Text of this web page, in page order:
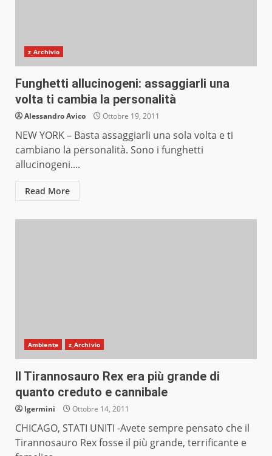
z_Archivio
Funghetti allucinogeni: assaggiarli una
volta ti cambia la personalità
Alessandro Avico Ottobre 19, 2011
NEW YORK – Basta assaggiarli una sola volta e ti
cambiano la personalità. Sono i funghetti
allucinogeni....
Read More
Ambiente z_Archivio
Il Tirannosauro Rex era più grande di
quanto creduto e cannibale
lgermini Ottobre 14, 2011
CHICAGO, STATI UNITI -Avete sempre pensato che il
Tirannosauro Rex fosse il più grande, terrificante e